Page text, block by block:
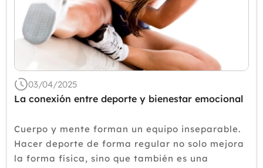
03/04/2025
La conexión entre deporte y bienestar emocional
Cuerpo y mente forman un equipo inseparable.
Hacer deporte de forma regular no solo mejora
la forma física, sino que también es una